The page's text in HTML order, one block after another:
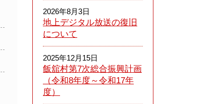
2026年8月3日
地上デジタル放送の復旧
について
2025年12月15日
飯舘村第7次総合振興計画
（令和8年度～令和17年
度）